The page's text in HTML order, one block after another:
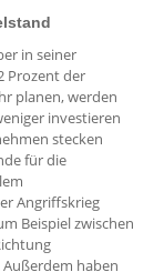
in seiner
Prozent der
planen, werden
investieren
stecken
für die
Angriffskrieg
Beispiel zwischen
haben